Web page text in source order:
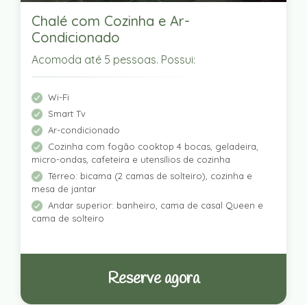
Chalé com Cozinha e Ar-
Condicionado
Acomoda até 5 pessoas. Possui:
Wi-Fi
Smart Tv
Ar-condicionado
Cozinha com fogão cooktop 4 bocas, geladeira,
micro-ondas, cafeteira e utensílios de cozinha
Térreo: bicama (2 camas de solteiro), cozinha e
mesa de jantar
Andar superior: banheiro, cama de casal Queen e
cama de solteiro
Reserve agora